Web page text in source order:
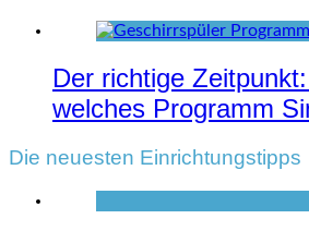
Der richtige
welches Programm
Die neuesten Einrichtungstipps